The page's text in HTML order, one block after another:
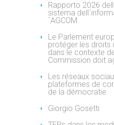
Rapporto 2026
sistema
´AGCOM
Le Parlement
protéger les droits
dans le contexte
Commission doit
Les réseaux
plateformes de
de la démocratie
Giorgio Gosetti